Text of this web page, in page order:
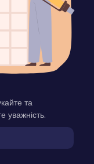
та
уважність.